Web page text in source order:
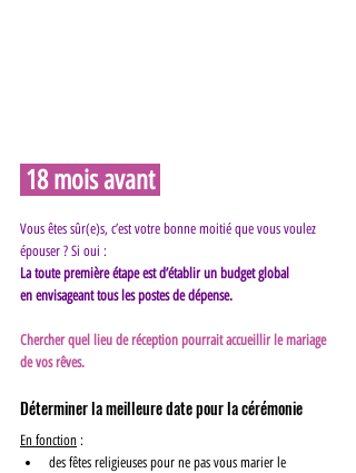
18 mois avant
Vous êtes sûr(e)s, c’est votre bonne moitié que vous voulez
épouser ? Si oui :
La toute première étape est d’établir un budget global
en envisageant tous les postes de dépense.
Chercher quel lieu de réception pourrait accueillir le mariage
de vos rêves.
Déterminer la meilleure date pour la cérémonie
En fonction :
des fêtes religieuses pour ne pas vous marier le